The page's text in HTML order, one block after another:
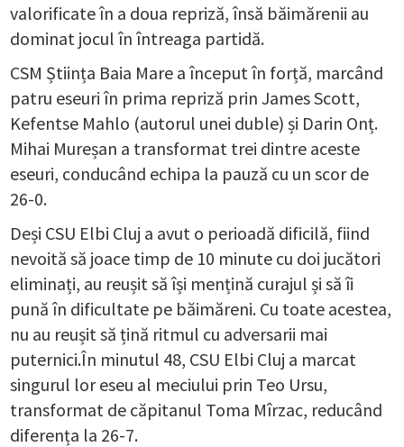
valorificate în a doua repriză, însă băimărenii au
dominat jocul în întreaga partidă.
CSM Știința Baia Mare a început în forță, marcând
patru eseuri în prima repriză prin James Scott,
Kefentse Mahlo (autorul unei duble) și Darin Onț.
Mihai Mureșan a transformat trei dintre aceste
eseuri, conducând echipa la pauză cu un scor de
26-0.
Deși CSU Elbi Cluj a avut o perioadă dificilă, fiind
nevoită să joace timp de 10 minute cu doi jucători
eliminați, au reușit să își mențină curajul și să îi
pună în dificultate pe băimăreni. Cu toate acestea,
nu au reușit să țină ritmul cu adversarii mai
puternici.În minutul 48, CSU Elbi Cluj a marcat
singurul lor eseu al meciului prin Teo Ursu,
transformat de căpitanul Toma Mîrzac, reducând
diferența la 26-7.